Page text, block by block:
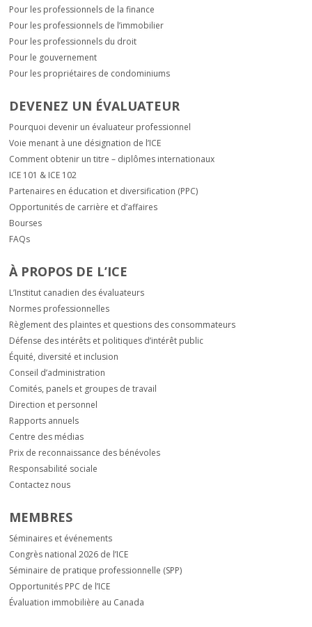
Pour les professionnels de la finance
Pour les professionnels de l’immobilier
Pour les professionnels du droit
Pour le gouvernement
Pour les propriétaires de condominiums
DEVENEZ UN ÉVALUATEUR
Pourquoi devenir un évaluateur professionnel
Voie menant à une désignation de l’ICE
Comment obtenir un titre – diplômes internationaux
ICE 101 & ICE 102
Partenaires en éducation et diversification (PPC)
Opportunités de carrière et d’affaires
Bourses
FAQs
À PROPOS DE L’ICE
L’Institut canadien des évaluateurs
Normes professionnelles
Règlement des plaintes et questions des consommateurs
Défense des intérêts et politiques d’intérêt public
Équité, diversité et inclusion
Conseil d’administration
Comités, panels et groupes de travail
Direction et personnel
Rapports annuels
Centre des médias
Prix de reconnaissance des bénévoles
Responsabilité sociale
Contactez nous
MEMBRES
Séminaires et événements
Congrès national 2026 de l’ICE
Séminaire de pratique professionnelle (SPP)
Opportunités PPC de l’ICE
Évaluation immobilière au Canada